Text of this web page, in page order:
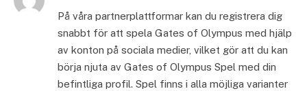
På våra partnerplattformar kan du registrera dig
snabbt för att spela Gates of Olympus med hjälp
av konton på sociala medier, vilket gör att du kan
börja njuta av Gates of Olympus Spel med din
befintliga profil. Spel finns i alla möjliga varianter